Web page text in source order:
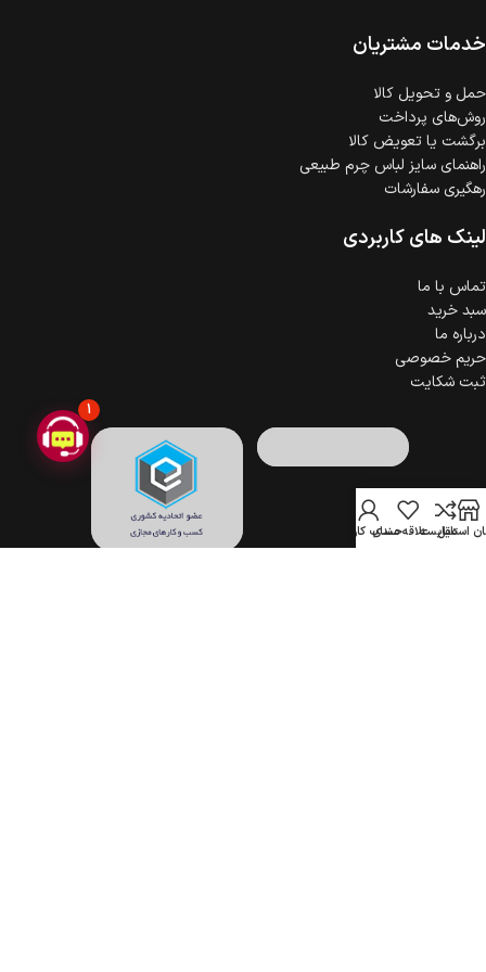
است.
گارانتی معتبر برای تمامی محصولات ارائه می‌شود.
خدمات مشتریان
حمل‌ و تحویل کالا
روش‌های پرداخت
برگشت یا تعویض کالا
راهنمای سایز لباس چرم طبیعی
رهگیری سفارشات
لینک های کاربردی
تماس با ما
سبد خرید
درباره ما
حریم خصوصی
ثبت شکایت
استایلمقایسهعلاقه مندی
حساب کاربری
1